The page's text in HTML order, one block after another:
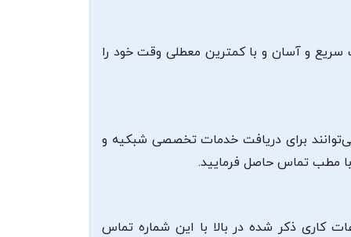
سریع و آسان و با کمترین معطلی وقت خود را
و مراجعین می‌توانند برای دریافت خدمات تخصصی شبکیه و
مطب تماس حاصل فرمایید.
09920481405 می‌باشد که می‌توانید در ساعات کاری ذکر شده در بالا با این شماره تماس